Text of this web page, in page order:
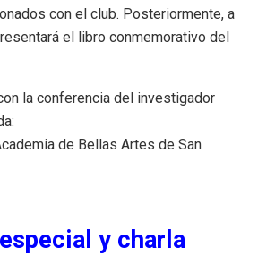
con el club. Posteriormente, a
el libro conmemorativo del
la conferencia del investigador
de Bellas Artes de San
y charla